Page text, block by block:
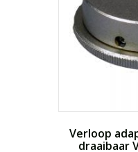
Verloop
draaibaar